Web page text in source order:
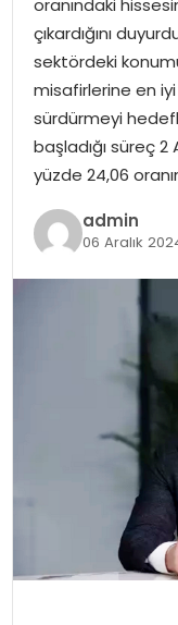
EĞITIM
GENEL
oranındaki
çıkardığını
sektördeki
misafirlerine en iyi
sürdürmeyi
başladığı süreç 2
yüzde 24,06
admin
06 Aralık